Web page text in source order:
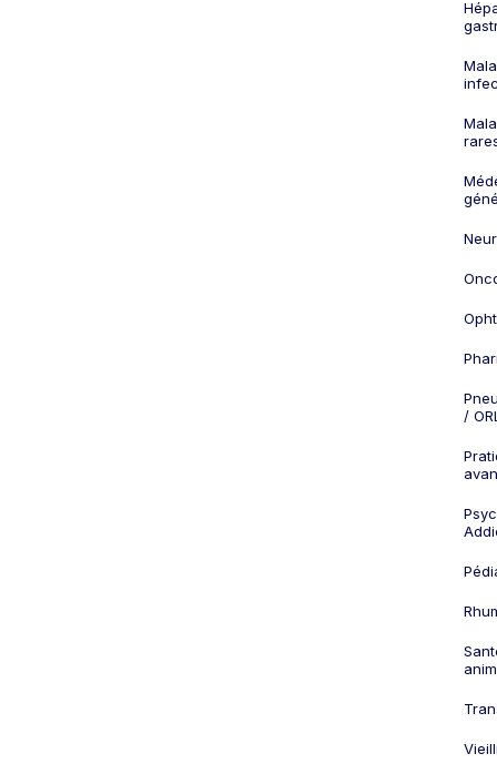
/